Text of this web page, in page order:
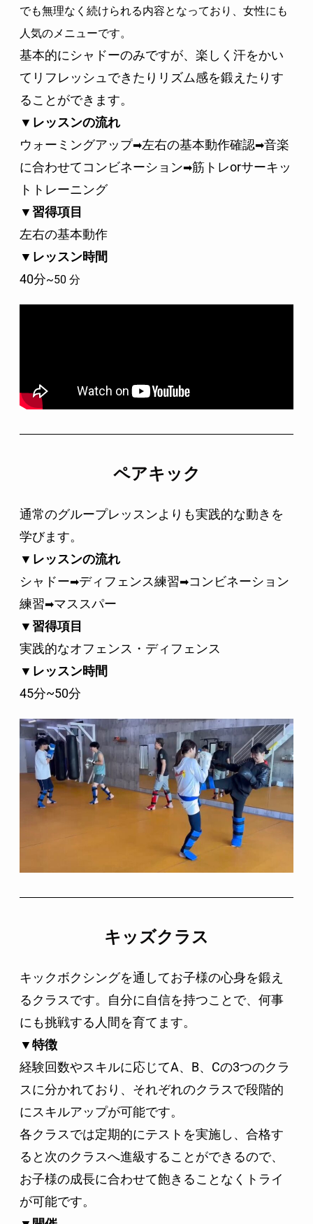
でも無理なく続けられる内容となっており、女性にも
人気のメニューです。
基本的にシャドーのみですが、楽しく汗をかい
てリフレッシュできたりリズム感を鍛えたりす
ることができます。
▼レッスンの流れ
ウォーミングアップ➡左右の基本動作確認➡音楽
に合わせてコンビネーション➡筋トレorサーキッ
トトレーニング
▼習得項目
左右の基本動作
▼レッスン時間
40分~50 分
ペアキック
通常のグループレッスンよりも実践的な動きを
学びます。
▼レッスンの流れ
シャドー➡ディフェンス練習➡コンビネーション
練習➡マススパー
▼習得項目
実践的なオフェンス・ディフェンス
▼レッスン時間
45分~50分
キッズクラス
キックボクシングを通してお子様の心身を鍛え
るクラスです。自分に自信を持つことで、何事
にも挑戦する人間を育てます。
▼特徴
経験回数やスキルに応じてA、B、Cの3つのクラ
スに分かれており、それぞれのクラスで段階的
にスキルアップが可能です。
各クラスでは定期的にテストを実施し、合格す
ると次のクラスへ進級することができるので、
お子様の成長に合わせて飽きることなくトライ
が可能です。